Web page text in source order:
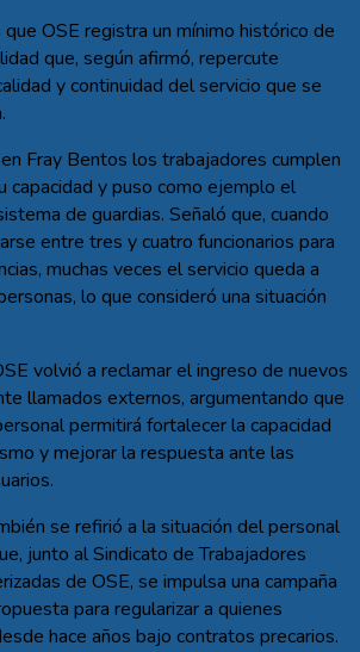
OSE registra un mínimo histórico de
que, según afirmó, repercute
y continuidad del servicio que se
Fray Bentos los trabajadores cumplen
capacidad y puso como ejemplo el
de guardias. Señaló que, cuando
entre tres y cuatro funcionarios para
muchas veces el servicio queda a
lo que consideró una situación
volvió a reclamar el ingreso de nuevos
llamados externos, argumentando que
permitirá fortalecer la capacidad
y mejorar la respuesta ante las
se refirió a la situación del personal
junto al Sindicato de Trabajadores
de OSE, se impulsa una campaña
para regularizar a quienes
hace años bajo contratos precarios.